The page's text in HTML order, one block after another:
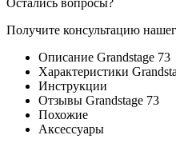
Получите консультацию
Описание Grandstage 73
Характеристики
Инструкции
Отзывы Grandstage 73
Похожие
Аксессуары